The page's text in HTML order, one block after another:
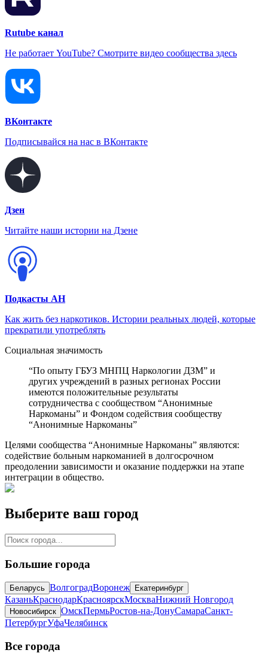
Rutube канал
Не работает YouTube? Смотрите видео сообщества здесь
ВКонтакте
Подписывайся на нас в ВКонтакте
Дзен
Читайте наши истории на Дзене
Подкасты АН
Как жить без наркотиков. Истории реальных людей, которые
прекратили употреблять
Социальная значимость
“По опыту ГБУЗ МНПЦ Наркологии ДЗМ” и
других учреждений в разных регионах России
имеются положительные результаты
сотрудничества с сообществом “Анонимные
Наркоманы” и Фондом содействия сообществу
“Анонимные Наркоманы”
Целями сообщества “Анонимные Наркоманы” являются:
содействие больным наркоманией в долгосрочном
преодолении зависимости и оказание поддержки на этапе
интеграции в общество.
Выберите ваш город
Большие города
Беларусь ВолгоградВоронеж Екатеринбург
КазаньКраснодарКрасноярскМоскваНижний Новгород
Новосибирск ОмскПермьРостов-на-ДонуСамараСанкт-
ПетербургУфаЧелябинск
Все города